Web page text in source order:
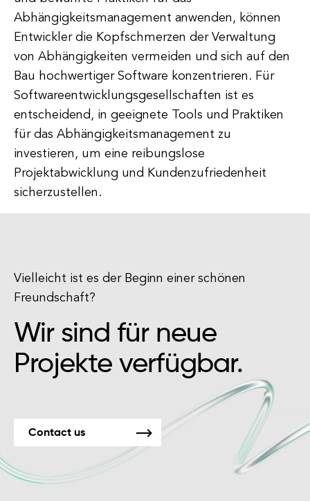
Abhängigkeitsmanagement anwenden, können
Entwickler die Kopfschmerzen der Verwaltung
von Abhängigkeiten vermeiden und sich auf den
Bau hochwertiger Software konzentrieren. Für
Softwareentwicklungsgesellschaften ist es
entscheidend, in geeignete Tools und Praktiken
für das Abhängigkeitsmanagement zu
investieren, um eine reibungslose
Projektabwicklung und Kundenzufriedenheit
sicherzustellen.
Vielleicht ist es der Beginn einer schönen
Freundschaft?
Wir sind für neue
Projekte verfügbar.
Contact us